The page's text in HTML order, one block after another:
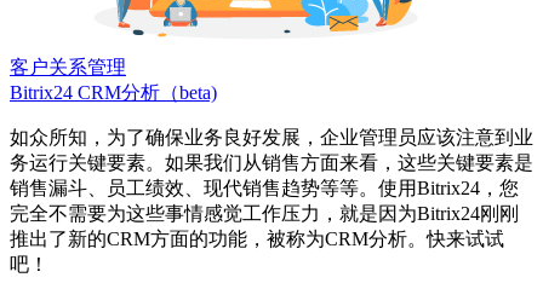
客户关系管理
Bitrix24 CRM分析（beta)
如众所知，为了确保业务良好发展，企业管理员应该注意到业
务运行关键要素。如果我们从销售方面来看，这些关键要素是
销售漏斗、员工绩效、现代销售趋势等等。使用Bitrix24，您
完全不需要为这些事情感觉工作压力，就是因为Bitrix24刚刚
推出了新的CRM方面的功能，被称为CRM分析。快来试试
吧！